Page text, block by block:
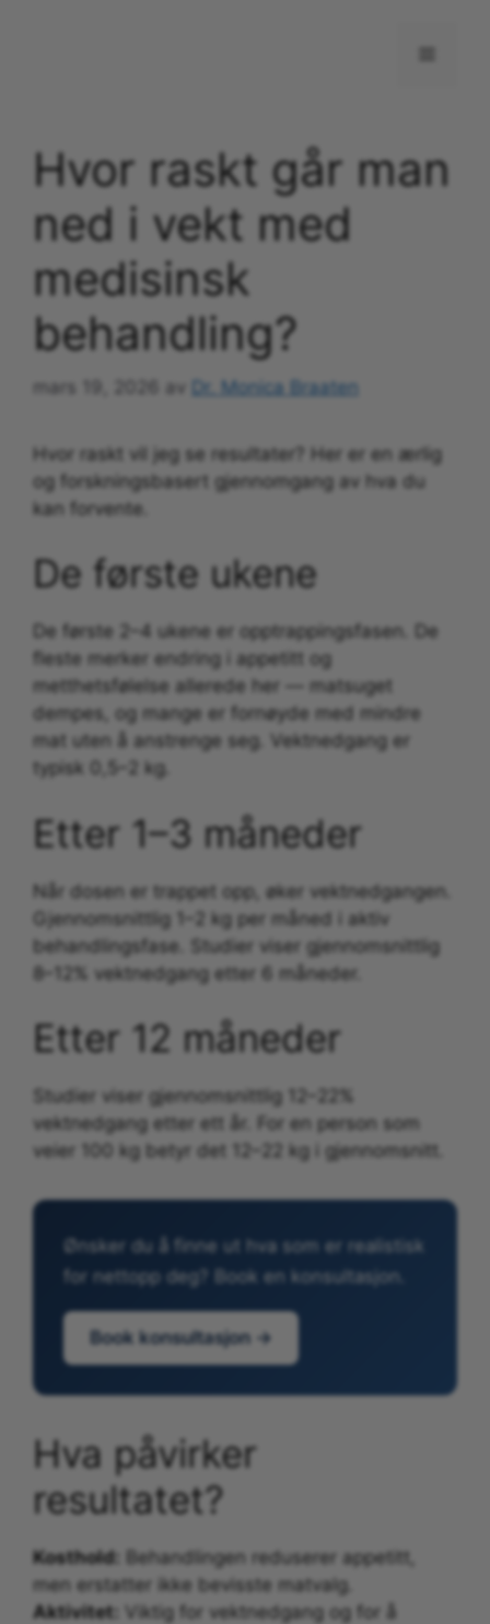
Hvor raskt går man
ned i vekt med
medisinsk
behandling?
mars 19, 2026 av Dr. Monica Braaten
Hvor raskt vil jeg se resultater? Her er en ærlig
og forskningsbasert gjennomgang av hva du
kan forvente.
De første ukene
De første 2–4 ukene er opptrappingsfasen. De
fleste merker endring i appetitt og
metthetsfølelse allerede her — matsuget
dempes, og mange er fornøyde med mindre
mat uten å anstrenge seg. Vektnedgang er
typisk 0,5–2 kg.
Etter 1–3 måneder
Når dosen er trappet opp, øker vektnedgangen.
Gjennomsnittlig 1–2 kg per måned i aktiv
behandlingsfase. Studier viser gjennomsnittlig
8–12% vektnedgang etter 6 måneder.
Etter 12 måneder
Studier viser gjennomsnittlig 12–22%
vektnedgang etter ett år. For en person som
veier 100 kg betyr det 12–22 kg i gjennomsnitt.
Ønsker du å finne ut hva som er realistisk
for nettopp deg? Book en konsultasjon.
Book konsultasjon →
Hva påvirker
resultatet?
Kosthold:
Behandlingen reduserer appetitt,
men erstatter ikke bevisste matvalg.
Aktivitet:
Viktig for vektnedgang og for å